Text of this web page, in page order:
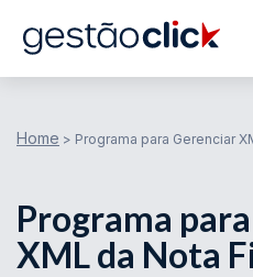
Home > Programa para Gerenciar
Programa
XML da Nota